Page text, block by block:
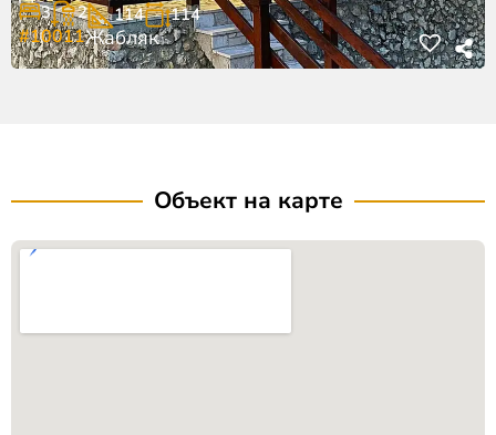
3 2 114 114
#10011Жабляк
Объект на карте